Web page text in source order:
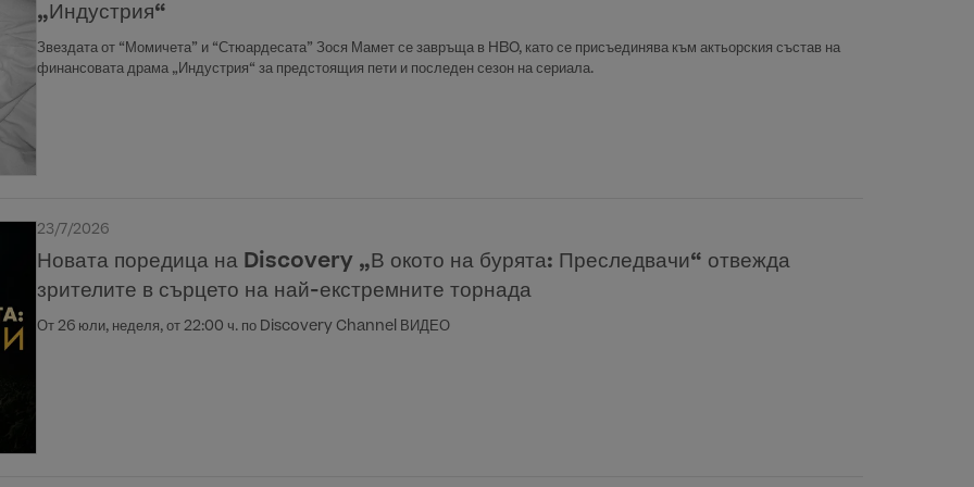
„Индустрия“
Звездата от “Момичета” и “Стюардесата” Зося Мамет се завръща в HBO, като се присъединява към актьорския състав на
финансовата драма „Индустрия“ за предстоящия пети и последен сезон на сериала.
23/7/2026
Новата поредица на Discovery „В окото на бурята: Преследвачи“ отвежда
зрителите в сърцето на най-екстремните торнада
От 26 юли, неделя, от 22:00 ч. по Discovery Channel ВИДЕО